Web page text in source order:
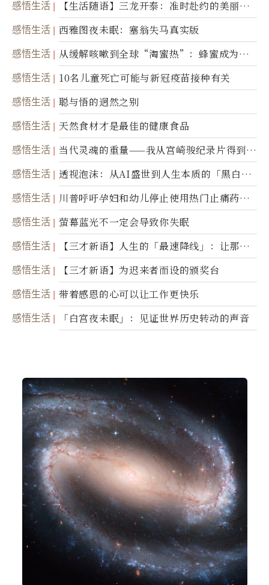
感悟生活
【生活随语】三龙开泰：准时赴约的美丽震
撼
感悟生活 西雅图夜未眠：塞翁失马真实版
感悟生活
从缓解咳嗽到全球“淘蜜热”：蜂蜜成为健
康产业前沿商品
感悟生活 10名儿童死亡可能与新冠疫苗接种有关
感悟生活 聪与悟的迥然之别
感悟生活 天然食材才是最佳的健康食品
感悟生活
当代灵魂的重量——我从宫崎骏纪录片得到的
省思
感悟生活
透视泡沫：从AI盛世到人生本质的「黑白一
瞬」
感悟生活
川普呼吁孕妇和幼儿停止使用热门止痛药泰
诺
感悟生活 萤幕蓝光不一定会导致你失眠
感悟生活
【三才新语】人生的「最速降线」：让那道
光，带你滑向自己
感悟生活 【三才新语】为迟来者而设的颁奖台
感悟生活 带着感恩的心可以让工作更快乐
感悟生活 「白宫夜未眠」：见证世界历史转动的声音